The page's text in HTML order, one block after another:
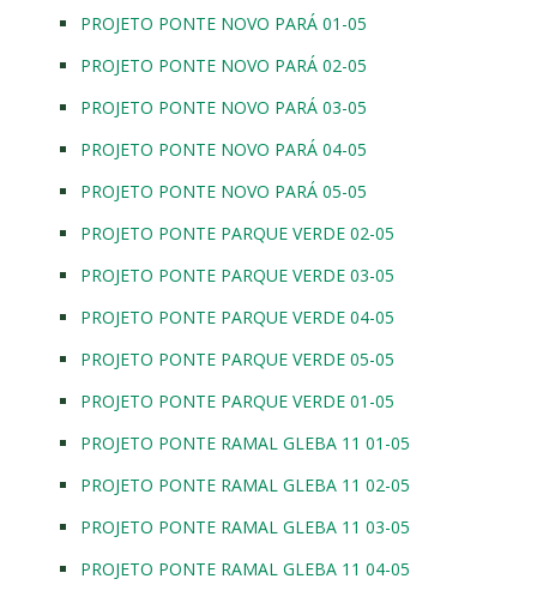
PROJETO PONTE NOVO PARÁ 01-05
PROJETO PONTE NOVO PARÁ 02-05
PROJETO PONTE NOVO PARÁ 03-05
PROJETO PONTE NOVO PARÁ 04-05
PROJETO PONTE NOVO PARÁ 05-05
PROJETO PONTE PARQUE VERDE 02-05
PROJETO PONTE PARQUE VERDE 03-05
PROJETO PONTE PARQUE VERDE 04-05
PROJETO PONTE PARQUE VERDE 05-05
PROJETO PONTE PARQUE VERDE 01-05
PROJETO PONTE RAMAL GLEBA 11 01-05
PROJETO PONTE RAMAL GLEBA 11 02-05
PROJETO PONTE RAMAL GLEBA 11 03-05
PROJETO PONTE RAMAL GLEBA 11 04-05